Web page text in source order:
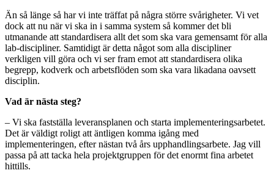
Än så länge så har vi inte träffat på några större svårigheter. Vi vet
dock att nu när vi ska in i samma system så kommer det bli
utmanande att standardisera allt det som ska vara gemensamt för alla
lab-discipliner. Samtidigt är detta något som alla discipliner
verkligen vill göra och vi ser fram emot att standardisera olika
begrepp, kodverk och arbetsflöden som ska vara likadana oavsett
disciplin.
Vad är nästa steg?
– Vi ska fastställa leveransplanen och starta implementeringsarbetet.
Det är väldigt roligt att äntligen komma igång med
implementeringen, efter nästan två års upphandlingsarbete. Jag vill
passa på att tacka hela projektgruppen för det enormt fina arbetet
hittills.